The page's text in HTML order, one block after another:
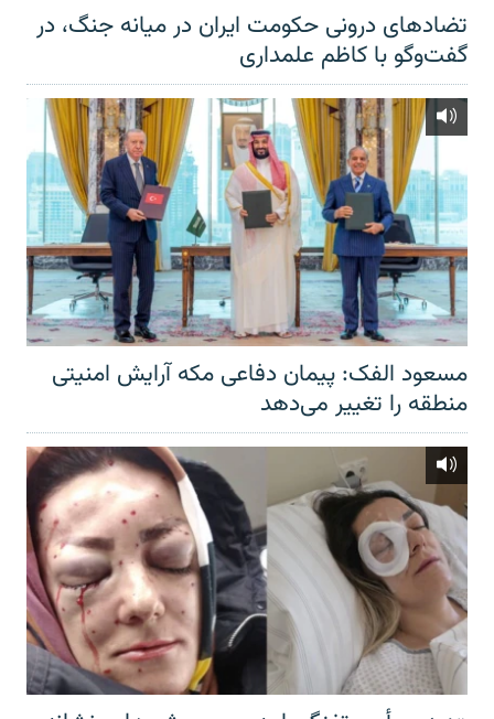
تضادهای درونی حکومت ایران در میانه جنگ، در
گفت‌‌وگو با کاظم علمداری
مسعود الفک: پیمان دفاعی مکه آرایش امنیتی
منطقه را تغییر می‌دهد